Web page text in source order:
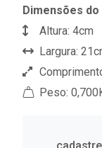
Dimensões
Altura: 4cm
Largura:
Peso: